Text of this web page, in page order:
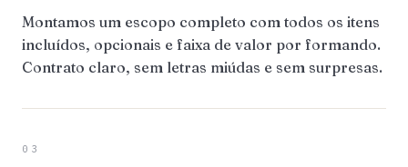
Montamos um escopo completo com todos os itens
incluídos, opcionais e faixa de valor por formando.
Contrato claro, sem letras miúdas e sem surpresas.
03